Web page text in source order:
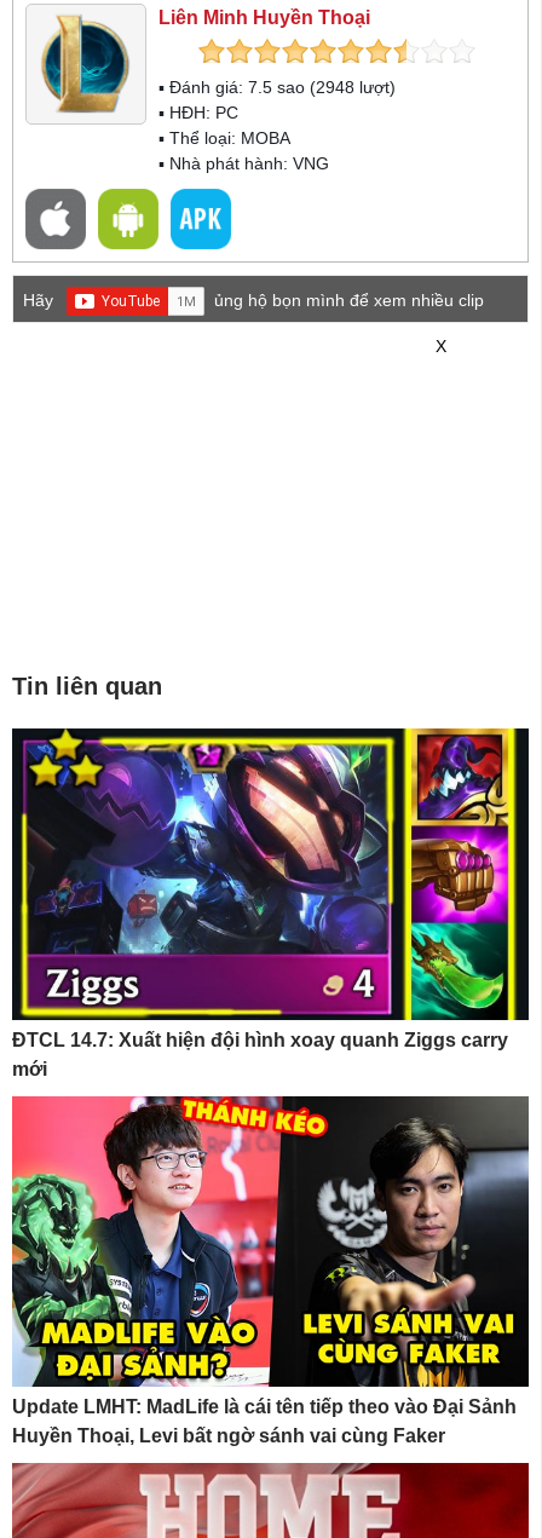
Liên Minh Huyền Thoại
▪ Đánh giá: 7.5 sao (2948 lượt)
▪ HĐH: PC
▪ Thể loại: MOBA
▪ Nhà phát hành: VNG
Hãy
ủng hộ bọn mình để xem nhiều clip
X
Tin liên quan
ĐTCL 14.7: Xuất hiện đội hình xoay quanh Ziggs carry
mới
Update LMHT: MadLife là cái tên tiếp theo vào Đại Sảnh
Huyền Thoại, Levi bất ngờ sánh vai cùng Faker